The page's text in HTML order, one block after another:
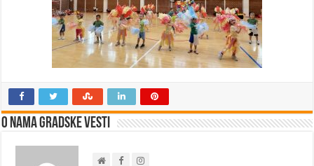
O nama Gradske Vesti